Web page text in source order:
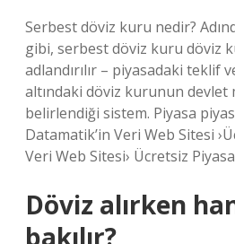
Serbest döviz kuru nedir?
gibi, serbest döviz kuru döviz
adlandırılır – piyasadaki teklif
altındaki döviz kurunun devlet
belirlendiği sistem. Piyasa
Datamatik’in Veri Web Sitesi
Veri Web Sitesi› Ücretsiz Piyasa
Döviz alırken
bakılır?